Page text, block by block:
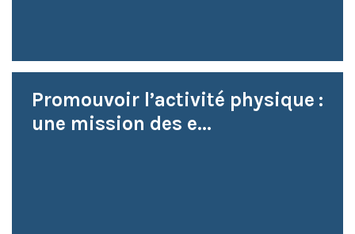
Promouvoir l’activité physique :
une mission des e...